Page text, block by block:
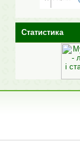
Статистика